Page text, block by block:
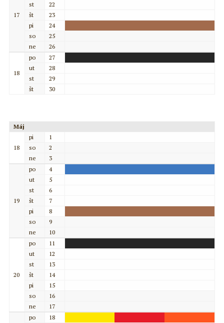
17
st
22
št
23
pi
24
so
25
ne
26
18
po
27
ut
28
st
29
št
30
Máj
18
pi
1
so
2
ne
3
19
po
4
ut
5
st
6
št
7
pi
8
so
9
ne
10
20
po
11
ut
12
st
13
št
14
pi
15
so
16
ne
17
po
18